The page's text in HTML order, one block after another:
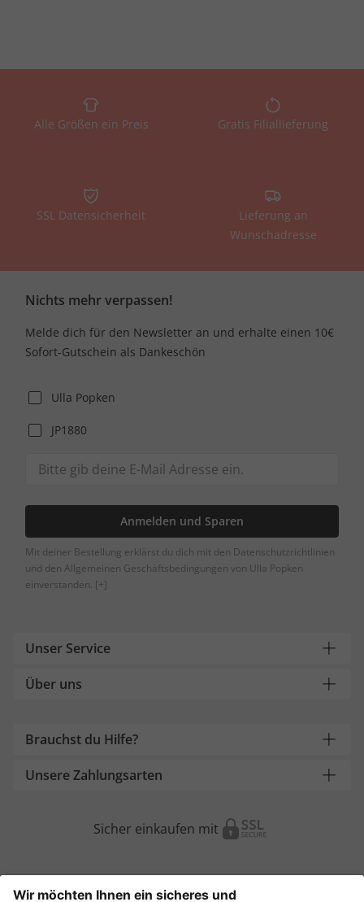
Alle Größen ein Preis Gratis Filiallieferung
SSL Datensicherheit
Lieferung an
Wunschadresse
Nichts mehr verpassen!
Melde dich für den Newsletter an und erhalte einen 10€
Sofort-Gutschein als Dankeschön
Ulla Popken
JP1880
Anmelden und Sparen
Mit deiner Bestellung erklärst du dich mit den Datenschutzrichtlinien
und den Allgemeinen Geschäftsbedingungen von Ulla Popken
einverstanden. [+]
Unser Service
Über uns
Brauchst du Hilfe?
Unsere Zahlungsarten
Sicher einkaufen mit
Weitere Onlineshops